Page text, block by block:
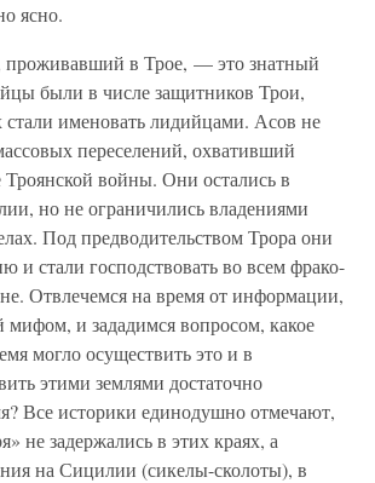
ясно.
в Трое, — это знатный
были в числе защитников Трои,
стали именовать лидийцами. Асов не
переселений, охвативший
войны. Они остались в
но не ограничились владениями
Под предводительством Трора они
и стали господствовать во всем фрако-
Отвлечемся на время от информации,
мифом, и зададимся вопросом, какое
могло осуществить это и в
этими землями достаточно
Все историки единодушно отмечают,
не задержались в этих краях, а
на Сицилии (сикелы-сколоты), в